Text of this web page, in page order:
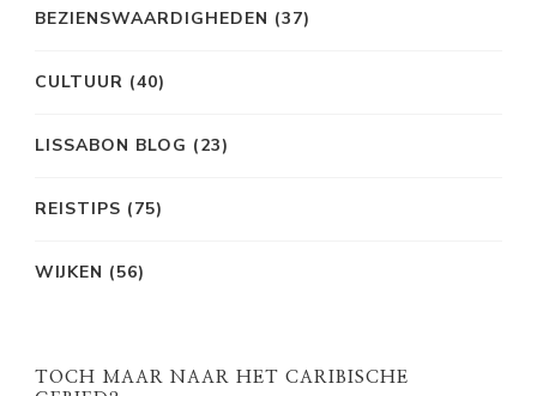
BEZIENSWAARDIGHEDEN (37)
CULTUUR (40)
LISSABON BLOG (23)
REISTIPS (75)
WIJKEN (56)
TOCH MAAR NAAR HET CARIBISCHE